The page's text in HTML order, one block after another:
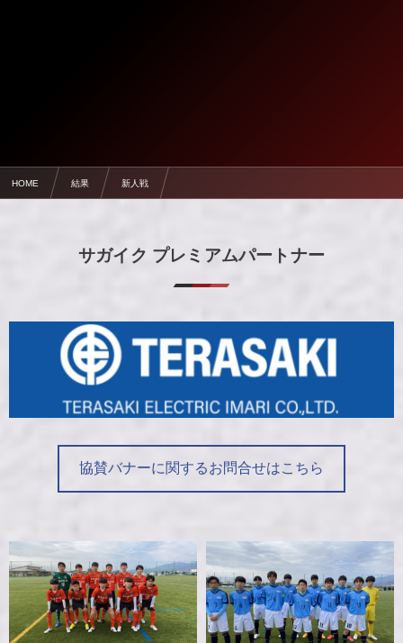
HOME 結果 新人戦
サガイク プレミアムパートナー
協賛バナーに関するお問合せはこちら